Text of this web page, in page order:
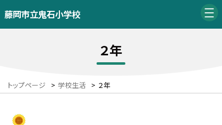
藤岡市立鬼石小学校
２年
トップページ > 学校生活 > ２年